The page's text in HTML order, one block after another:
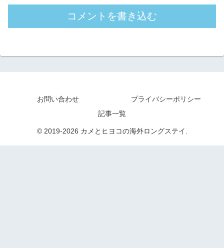
コメントを書き込む
お問い合わせ
プライバシーポリシー
記事一覧
© 2019-2026 カメとヒヨコの海外ロングステイ.